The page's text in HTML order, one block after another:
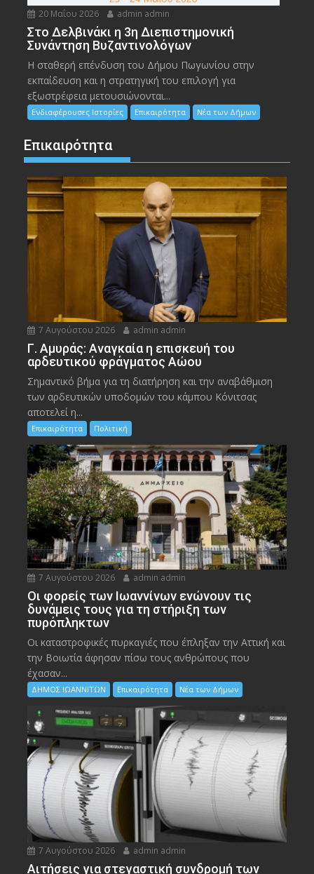
20 Μαΐου 2026 admin admin
Στο Δελβινάκι η 3η Διεπιστημονική
Συνάντηση Βυζαντινολόγων
Η σταθερή επένδυση του Δήμου Πωγωνίου στην
εκπαίδευση και η στρατηγική του επιλογή για
εξωστρέφεια μετουσιώνονται...
Ενδιαφέρουσες Ιστορίες Επικαιρότητα Νέα των Δήμων
Επικαιρότητα
7 Αυγούστου 2026 admin admin
Γ. Αμυράς: Αναγκαία η επισκευή του
αρδευτικού φράγματος Αώου
Σημαντικό βήμα για τη διατήρηση και την αναβάθμιση
των αρδευτικών υποδομών του κάμπου Κόνιτσας
αποτελεί η...
Επικαιρότητα Πολιτική
7 Αυγούστου 2026 admin admin
Οι φορείς των Ιωαννίνων ενώνουν τις
δυνάμεις τους για τη στήριξη των
πυρόπληκτων
Οι καταστροφικές πυρκαγιές που έπληξαν την Αττική και
την Bοιωτία άφησαν πίσω τους ανθρώπους που
έχασαν...
ΔΗΜΟΣ ΙΩΑΝΝΙΤΩΝ Επικαιρότητα Νέα των Δήμων
7 Αυγούστου 2026 admin admin
Αιτήσεις για στεγαστική συνδρομή των